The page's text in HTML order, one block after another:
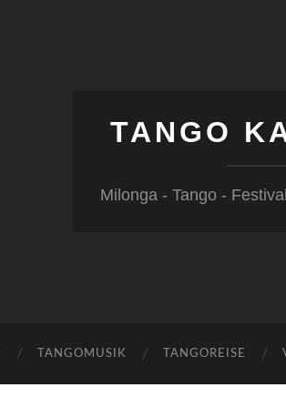
TANGO
Milonga - Tango -
TANGOMUSIK TANGOREISE